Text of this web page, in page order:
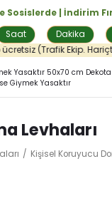
Sosislerde | İndirim
Saat Dakika
(Trafik Ekip.
Levhaları
Kişisel Koruyucu